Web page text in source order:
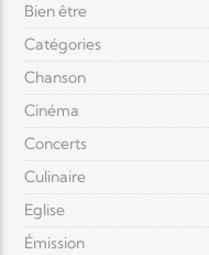
Bien être
Catégories
Chanson
Cinéma
Concerts
Culinaire
Eglise
Émission